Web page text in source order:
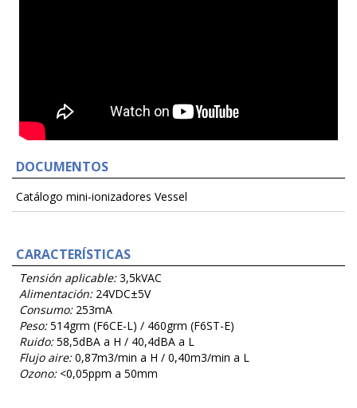
DOCUMENTOS
Catálogo mini-ionizadores Vessel
CARACTERÍSTICAS
Tensión aplicable:3,5kVAC
Alimentación:24VDC±5V
Consumo:253mA
Peso:514grm (F6CE-L) / 460grm (F6ST-E)
Ruido:58,5dBA a H / 40,4dBA a L
Flujo aire:0,87m3/min a H / 0,40m3/min a L
Ozono:<0,05ppm a 50mm